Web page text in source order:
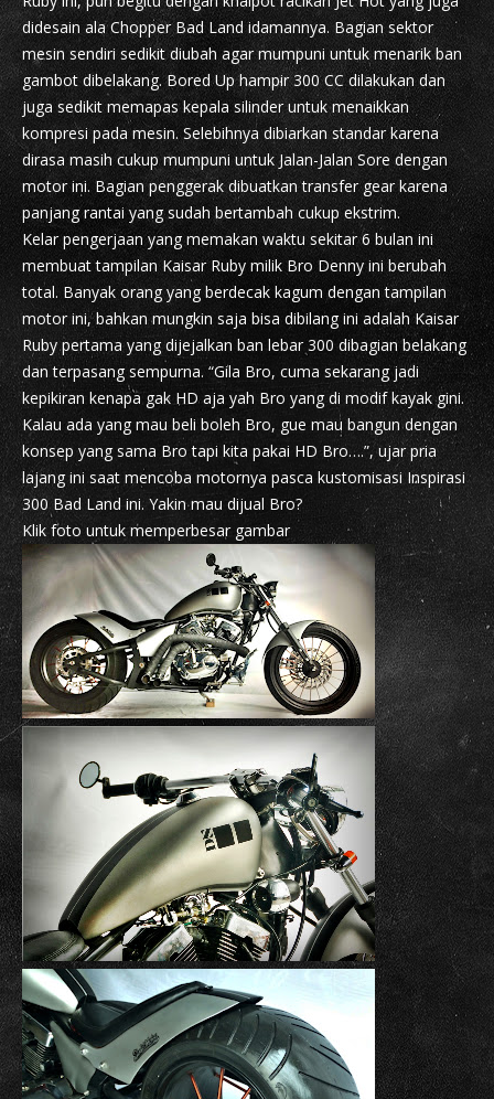
didesain ala Chopper Bad Land idamannya. Bagian sektor
mesin sendiri sedikit diubah agar mumpuni untuk menarik ban
gambot dibelakang. Bored Up hampir 300 CC dilakukan dan
juga sedikit memapas kepala silinder untuk menaikkan
kompresi pada mesin. Selebihnya dibiarkan standar karena
dirasa masih cukup mumpuni untuk Jalan-Jalan Sore dengan
motor ini. Bagian penggerak dibuatkan transfer gear karena
panjang rantai yang sudah bertambah cukup ekstrim.
Kelar pengerjaan yang memakan waktu sekitar 6 bulan ini
membuat tampilan Kaisar Ruby milik Bro Denny ini berubah
total. Banyak orang yang berdecak kagum dengan tampilan
motor ini, bahkan mungkin saja bisa dibilang ini adalah Kaisar
Ruby pertama yang dijejalkan ban lebar 300 dibagian belakang
dan terpasang sempurna. “Gila Bro, cuma sekarang jadi
kepikiran kenapa gak HD aja yah Bro yang di modif kayak gini.
Kalau ada yang mau beli boleh Bro, gue mau bangun dengan
konsep yang sama Bro tapi kita pakai HD Bro….”, ujar pria
lajang ini saat mencoba motornya pasca kustomisasi Inspirasi
300 Bad Land ini. Yakin mau dijual Bro?
Klik foto untuk memperbesar gambar